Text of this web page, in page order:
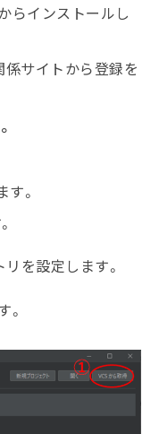
らインストールし
サイトから登録を
。
を設定します。